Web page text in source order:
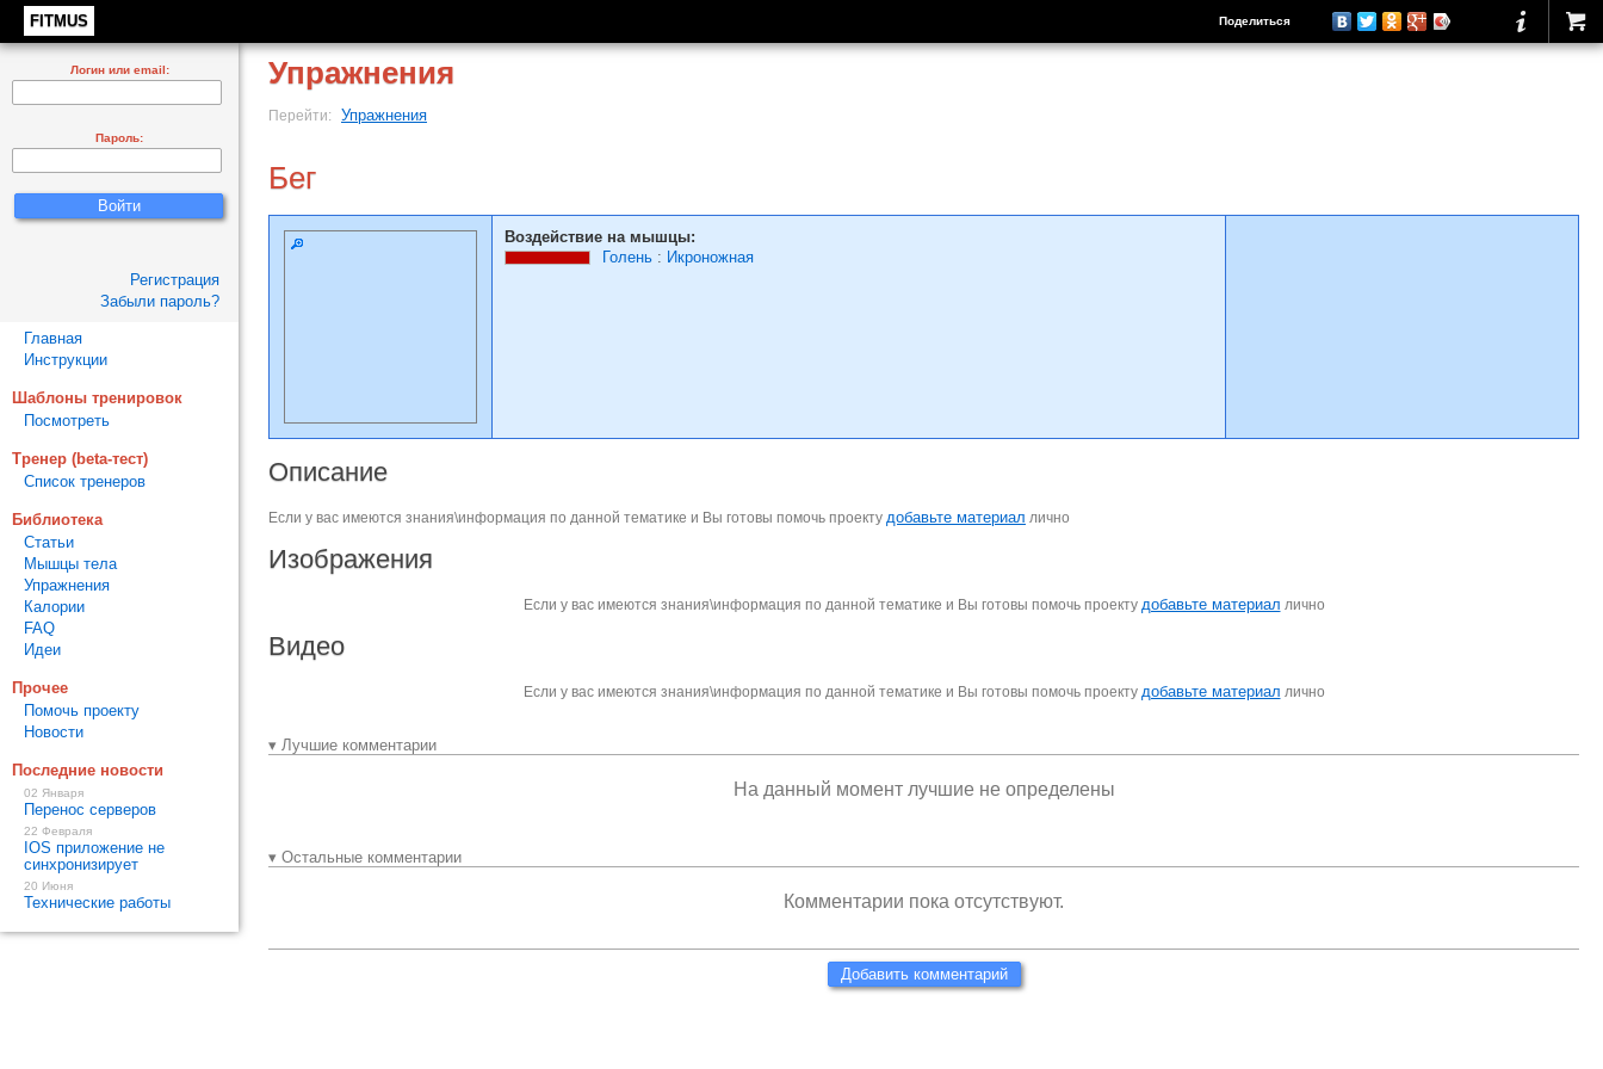
FITMUS Поделиться
Упражнения
Перейти: Упражнения
Бег
Воздействие на мышцы:
Голень : Икроножная
Описание
Если у вас имеются знания\информация по данной тематике и Вы готовы помочь проекту добавьте материал лично
Изображения
Если у вас имеются знания\информация по данной тематике и Вы готовы помочь проекту добавьте материал лично
Видео
Если у вас имеются знания\информация по данной тематике и Вы готовы помочь проекту добавьте материал лично
▾ Лучшие комментарии
На данный момент лучшие не определены
▾ Остальные комментарии
Комментарии пока отсутствуют.
Добавить комментарий
Логин или email:
Пароль:
Регистрация
Забыли пароль?
Главная
Инструкции
Шаблоны тренировок
Посмотреть
Тренер (beta-тест)
Список тренеров
Библиотека
Статьи
Мышцы тела
Упражнения
Калории
FAQ
Идеи
Прочее
Помочь проекту
Новости
Последние новости
02 Января
Перенос серверов
22 Февраля
IOS приложение не
синхронизирует
20 Июня
Технические работы